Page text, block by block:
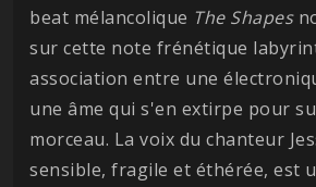
beat mélancolique The Shapes
sur cette note frénétique
association entre une
une âme qui s'en extirpe pour
morceau. La voix du chanteur
sensible, fragile et éthérée, est